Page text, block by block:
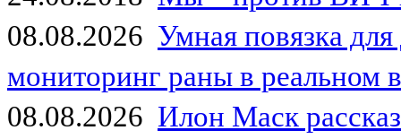
08.08.2026 Умная повязка
мониторинг раны в реальном
08.08.2026 Илон Маск